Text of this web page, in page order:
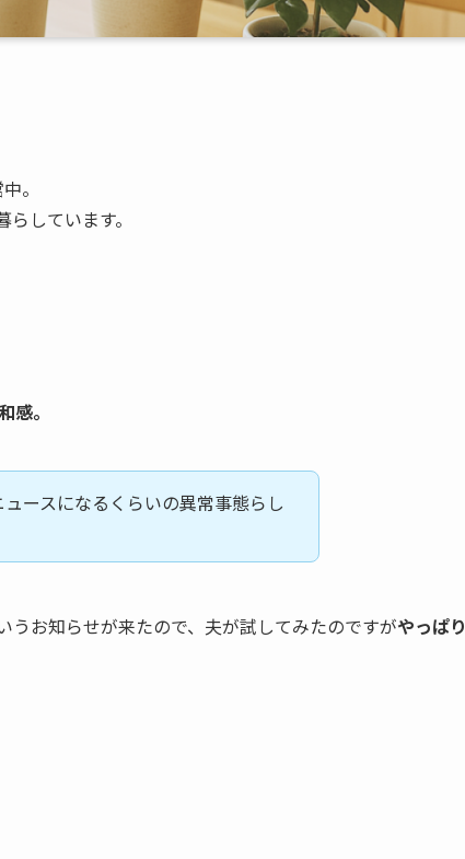
。
しています。
感。
ースになるくらいの異常事態らし
うお知らせが来たので、夫が試してみたのですがやっぱり